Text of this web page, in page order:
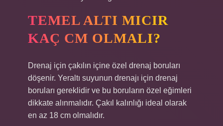
TEMEL ALTI MICIR
KAÇ CM OLMALI?
Drenaj için çakılın içine özel drenaj boruları
döşenir. Yeraltı suyunun drenajı için drenaj
boruları gereklidir ve bu boruların özel eğimleri
dikkate alınmalıdır. Çakıl kalınlığı ideal olarak
en az 18 cm olmalıdır.